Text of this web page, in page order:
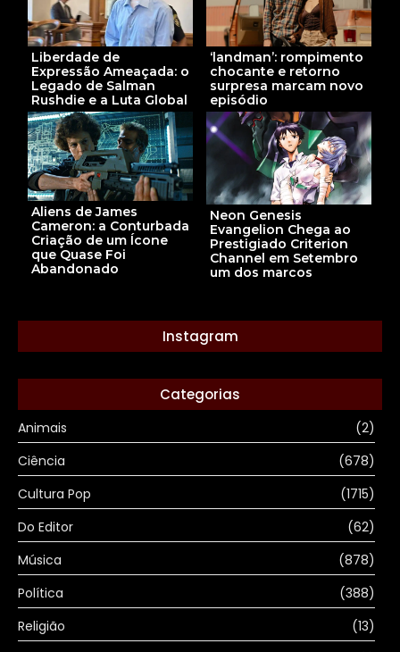
Liberdade de
Expressão Ameaçada: o
Legado de Salman
Rushdie e a Luta Global
‘landman’: rompimento
chocante e retorno
surpresa marcam novo
episódio
Aliens de James
Cameron: a Conturbada
Criação de um Ícone
que Quase Foi
Abandonado
Neon Genesis
Evangelion Chega ao
Prestigiado Criterion
Channel em Setembro
um dos marcos
Instagram
Categorias
Animais
(2)
Ciência
(678)
Cultura Pop
(1715)
Do Editor
(62)
Música
(878)
Política
(388)
Religião
(13)